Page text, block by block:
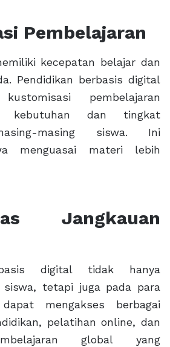
Pembelajaran
kecepatan belajar dan
Pendidikan berbasis digital
pembelajaran
kebutuhan dan tingkat
masing siswa. Ini
menguasai materi lebih
Jangkauan
digital tidak hanya
siswa, tetapi juga pada para
mengakses berbagai
pelatihan online, dan
global yang